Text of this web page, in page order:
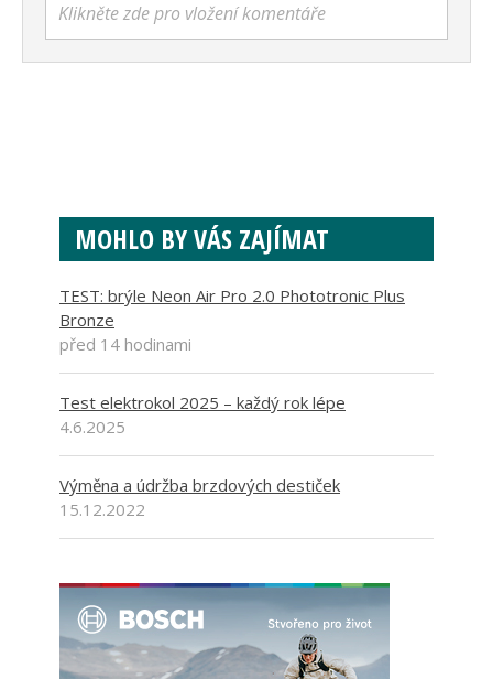
Klikněte zde pro vložení komentáře
MOHLO BY VÁS ZAJÍMAT
TEST: brýle Neon Air Pro 2.0 Phototronic Plus
Bronze
před 14 hodinami
Test elektrokol 2025 – každý rok lépe
4.6.2025
Výměna a údržba brzdových destiček
15.12.2022